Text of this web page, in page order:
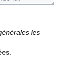
les